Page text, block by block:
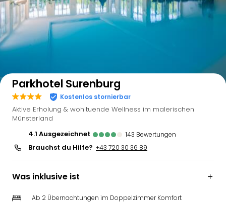
Parkhotel Surenburg
Kostenlos stornierbar
Aktive Erholung & wohltuende Wellness im malerischen
Münsterland
4.1
ausgezeichnet 143 Bewertungen
Brauchst du Hilfe? +43 720 30 36 89
Was inklusive ist
Ab 2 Übernachtungen im Doppelzimmer Komfort